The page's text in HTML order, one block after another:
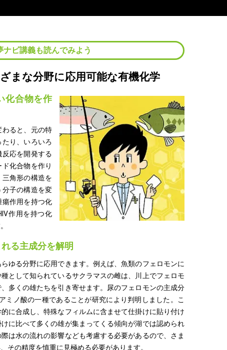
ナビ講義も読んでみよう
まな分野に応用可能な有機化学
化合物を作
ると、元の特
り、いろいろ
応を開発する
化合物を作り
角形の構造を
分子の構造を変
瘍作用を持つ化
作用を持つ化
る主成分を解明
ゆる分野に応用できます。例えば、魚類のフェロモンに
として知られているサクラマスの雌は、川上でフェロモ
多くの雄たちを引き寄せます。尿のフェロモンの主成分
ミノ酸の一種であることが研究により判明しました。こ
に合成し、特殊なフィルムに含ませて仕掛けに貼り付け
に比べて多くの雄が集まってくる傾向が湖では認められ
は水の流れの影響なども考慮する必要があるので、さま
その精度を慎重に見極める必要があります。